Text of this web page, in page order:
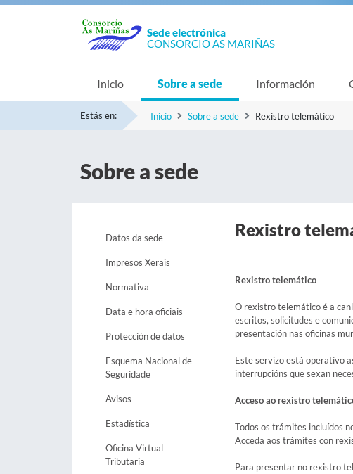
Sede electrónica
CONSORCIO AS MARIÑAS
Inicio Sobre a sede Información
Estás en: Inicio Sobre a sede Rexistro telemático
Sobre a sede
Datos da sede
Impresos Xerais
Normativa
Data e hora oficiais
Protección de datos
Esquema Nacional de
Seguridade
Avisos
Estadística
Oficina Virtual
Tributaria
Rexistro
Rexistro telemático
O rexistro telemático é a
escritos, solicitudes e
presentación nas oficinas
Este servizo está operativo
interrupcións que sexan
Acceso ao rexistro
Todos os trámites incluídos
Acceda aos trámites con
Para presentar no rexistro